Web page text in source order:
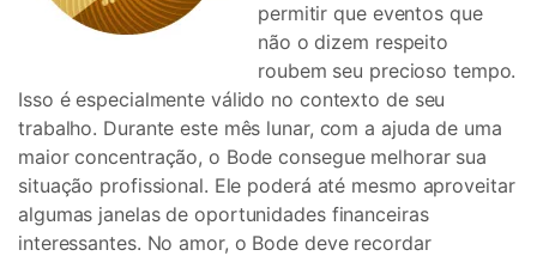
permitir que eventos que
não o dizem respeito
roubem seu precioso tempo.
Isso é especialmente válido no contexto de seu
trabalho. Durante este mês lunar, com a ajuda de uma
maior concentração, o Bode consegue melhorar sua
situação profissional. Ele poderá até mesmo aproveitar
algumas janelas de oportunidades financeiras
interessantes. No amor, o Bode deve recordar